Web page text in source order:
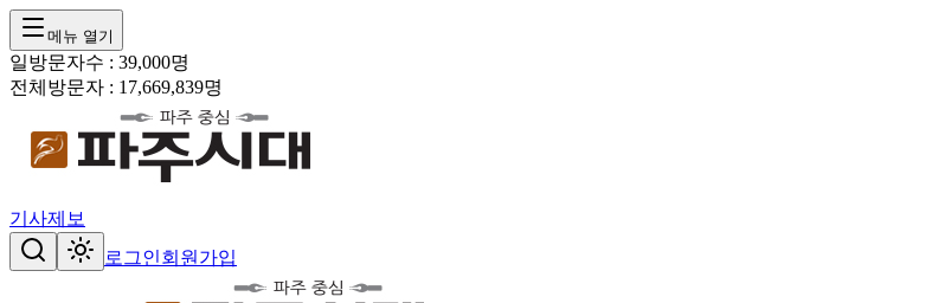
메뉴 열기
일방문자수 : 39,000명
전체방문자 : 17,669,839명
기사제보
로그인회원가입